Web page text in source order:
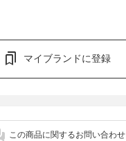
マイブランドに登録
この商品に関するお問い合わせ